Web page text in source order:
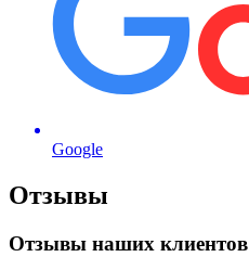
Google
Отзывы
Отзывы наших клиентов